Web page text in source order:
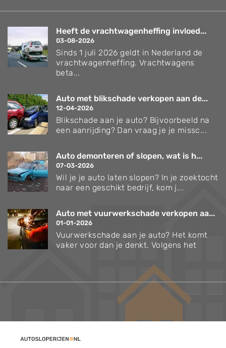
Heeft de vrachtwagenheffing invloed...
03-08-2026
Sinds 1 juli 2026 geldt in Nederland de
vrachtwagenheffing. Vrachtwagens
beta...
Auto met blikschade verkopen aan de...
12-04-2026
Blikschade aan je auto? Bijvoorbeeld na
een aanrijding? Dan vraag je je missc...
Auto demonteren of slopen, wat is h...
07-03-2026
Wil je je auto laten slopen? In je zoektocht
naar een geschikt bedrijf, kom j...
Auto met vuurwerkschade verkopen aa...
01-01-2026
Vuurwerkschade aan je auto? Het komt
vaker voor dan je denkt. Volgens het